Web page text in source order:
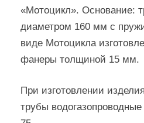
«Мотоцикл». Основание:
диаметром 160 мм с
виде Мотоцикла
фанеры толщиной 15 мм.
При изготовлении
трубы